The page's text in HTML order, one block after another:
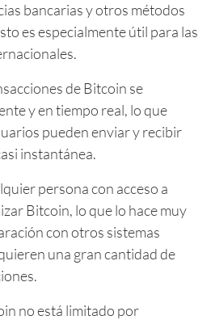
bancarias y otros métodos
es especialmente útil para las
de Bitcoin se
y en tiempo real, lo que
pueden enviar y recibir
instantánea.
persona con acceso a
Bitcoin, lo que lo hace muy
con otros sistemas
una gran cantidad de
no está limitado por